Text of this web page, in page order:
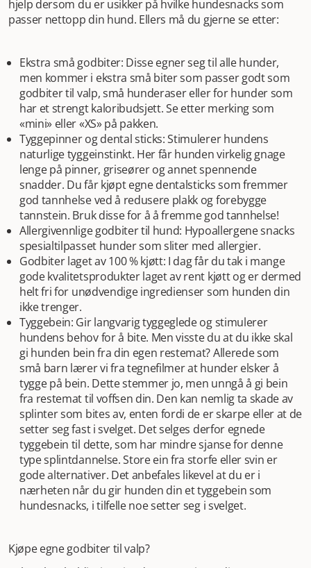
hjelp dersom du er usikker på hvilke hundesnacks som
passer nettopp din hund. Ellers må du gjerne se etter:
Ekstra små godbiter: Disse egner seg til alle hunder,
men kommer i ekstra små biter som passer godt som
godbiter til valp, små hunderaser eller for hunder som
har et strengt kaloribudsjett. Se etter merking som
«mini» eller «XS» på pakken.
Tyggepinner og dental sticks: Stimulerer hundens
naturlige tyggeinstinkt. Her får hunden virkelig gnage
lenge på pinner, griseører og annet spennende
snadder. Du får kjøpt egne dentalsticks som fremmer
god tannhelse ved å redusere plakk og forebygge
tannstein. Bruk disse for å å fremme god tannhelse!
Allergivennlige godbiter til hund: Hypoallergene snacks
spesialtilpasset hunder som sliter med allergier.
Godbiter laget av 100 % kjøtt: I dag får du tak i mange
gode kvalitetsprodukter laget av rent kjøtt og er dermed
helt fri for unødvendige ingredienser som hunden din
ikke trenger.
Tyggebein: Gir langvarig tyggeglede og stimulerer
hundens behov for å bite. Men visste du at du ikke skal
gi hunden bein fra din egen restemat? Allerede som
små barn lærer vi fra tegnefilmer at hunder elsker å
tygge på bein. Dette stemmer jo, men unngå å gi bein
fra restemat til voffsen din. Den kan nemlig ta skade av
splinter som bites av, enten fordi de er skarpe eller at de
setter seg fast i svelget. Det selges derfor egnede
tyggebein til dette, som har mindre sjanse for denne
type splintdannelse. Store ein fra storfe eller svin er
gode alternativer. Det anbefales likevel at du er i
nærheten når du gir hunden din et tyggebein som
hundesnacks, i tilfelle noe setter seg i svelget.
Kjøpe egne godbiter til valp?